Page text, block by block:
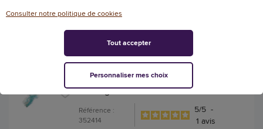
Kit XXL Duster - 1 poignée + 2
recharges - Swiffer
Référence :
352414
5/5 -
1 avis
Consulter notre politique de cookies
Personnaliser mes choix
Tout accepter